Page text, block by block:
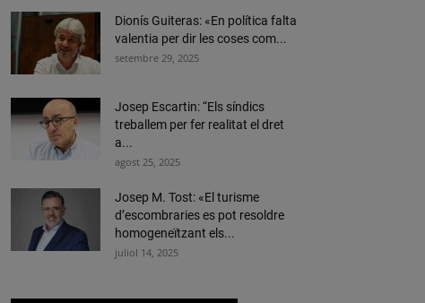
Dionís Guiteras: «En política falta
valentia per dir les coses com...
setembre 29, 2025
Josep Escartin: “Els síndics
treballem per fer realitat el dret
a...
agost 25, 2025
Josep M. Tost: «El turisme
d’escombraries es pot resoldre
homogeneïtzant els...
juliol 14, 2025